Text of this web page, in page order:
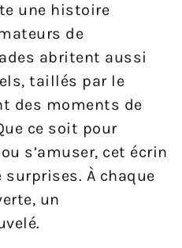
une histoire
de
abritent aussi
taillés par le
des moments de
ce soit pour
s’amuser, cet écrin
surprises. À chaque
un